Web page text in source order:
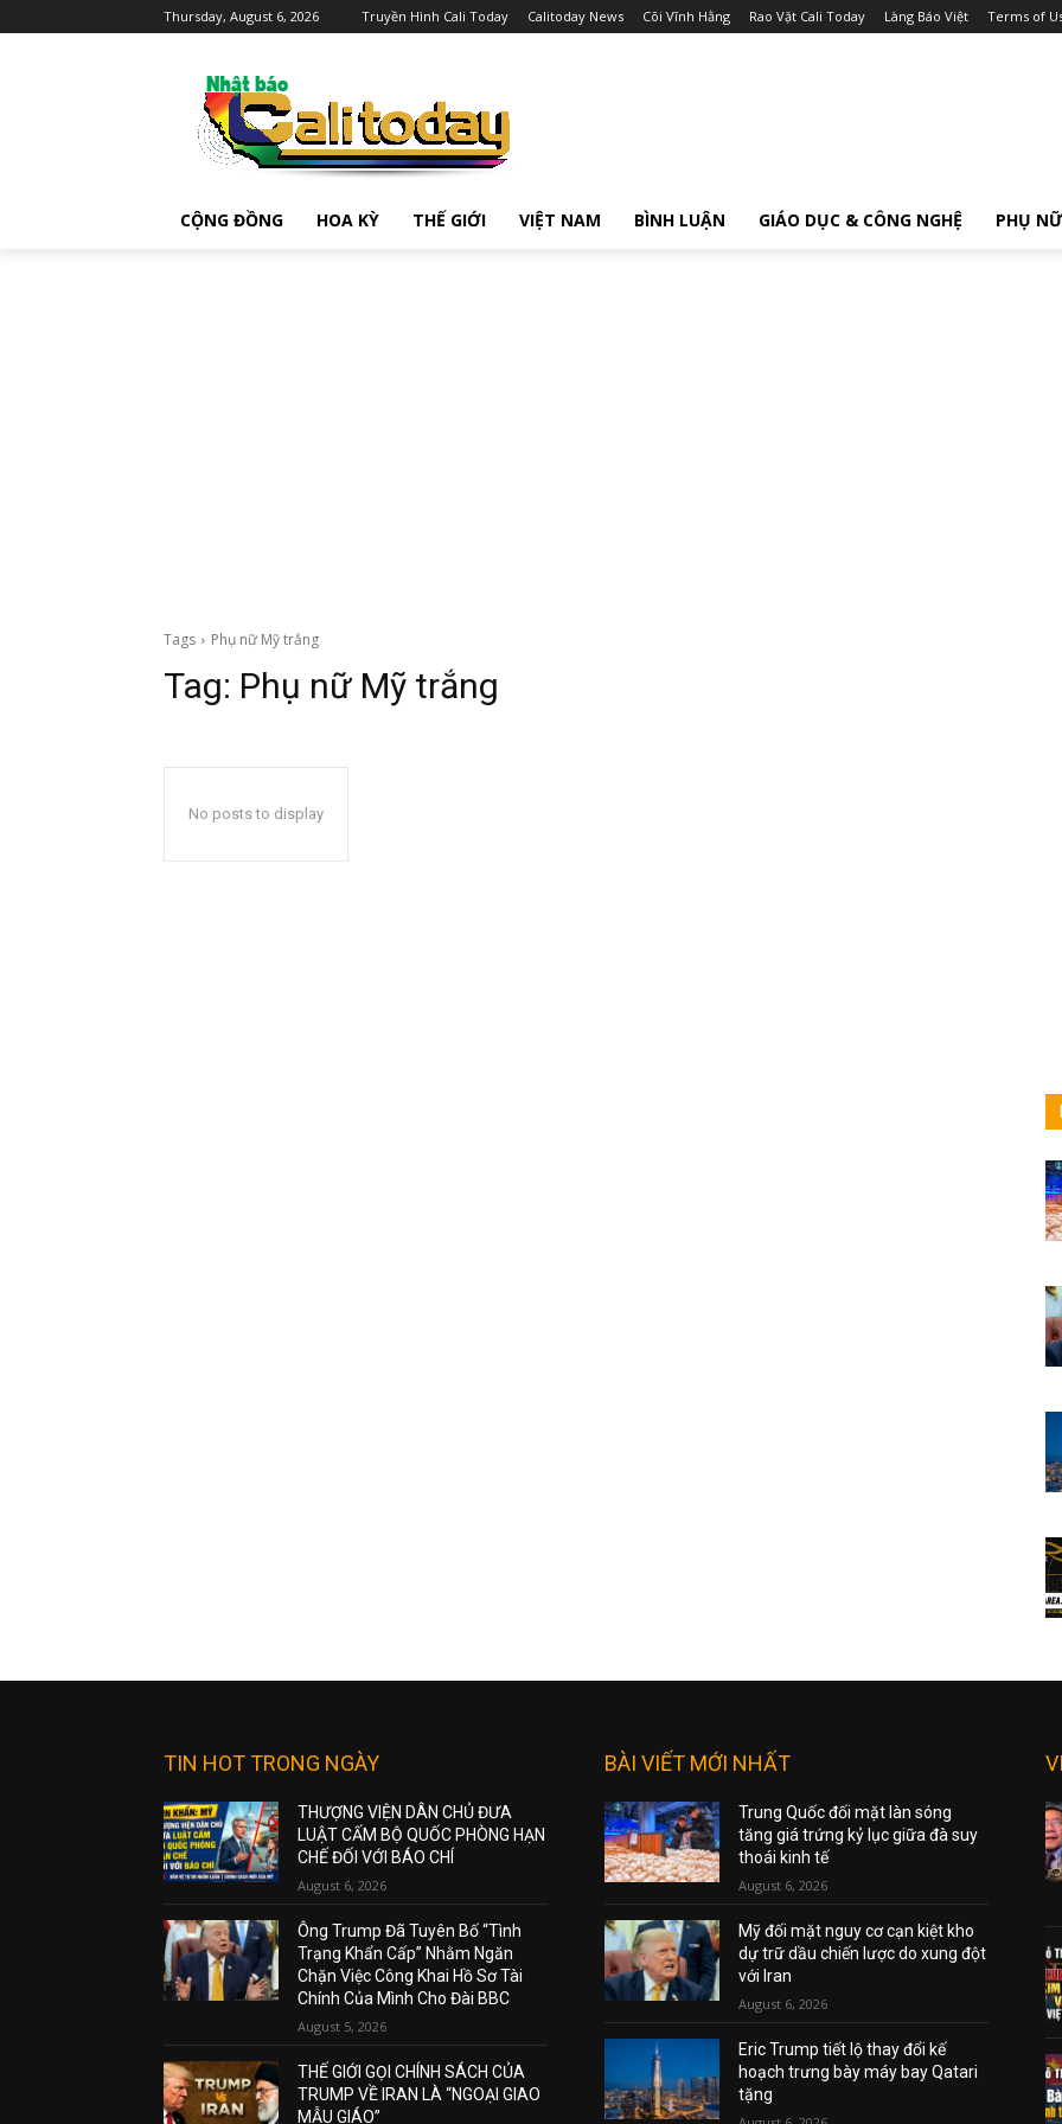
Thursday, August 6, 2026 Truyền Hình Cali Today Calitoday News Cõi Vĩnh Hằng Rao Vặt Cali Today Làng Báo Việt Terms of
CỘNG ĐỒNG HOA KỲ THẾ GIỚI VIỆT NAM BÌNH LUẬN GIÁO DỤC & CÔNG NGHỆ PHỤ NỮ
Tags Phụ nữ Mỹ trắng
Tag: Phụ nữ Mỹ trắng
No posts to display
TIN HOT TRONG NGÀY
THƯỢNG VIỆN DÂN CHỦ ĐƯA
LUẬT CẤM BỘ QUỐC PHÒNG HẠN
CHẾ ĐỐI VỚI BÁO CHÍ
August 6, 2026
Ông Trump Đã Tuyên Bố “Tình
Trạng Khẩn Cấp” Nhằm Ngăn
Chặn Việc Công Khai Hồ Sơ Tài
Chính Của Mình Cho Đài BBC
August 5, 2026
THẾ GIỚI GỌI CHÍNH SÁCH CỦA
TRUMP VỀ IRAN LÀ “NGOẠI GIAO
MẪU GIÁO”
BÀI VIẾT MỚI NHẤT
Trung Quốc đối mặt làn sóng
tăng giá trứng kỷ lục giữa đà suy
thoái kinh tế
August 6, 2026
Mỹ đối mặt nguy cơ cạn kiệt kho
dự trữ dầu chiến lược do xung đột
với Iran
August 6, 2026
Eric Trump tiết lộ thay đổi kế
hoạch trưng bày máy bay Qatari
tặng